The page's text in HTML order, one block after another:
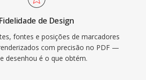
Fidelidade de Design
fontes e posições de marcadores
com precisão no PDF —
desenhou é o que obtém.